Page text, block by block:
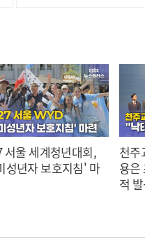
서울 세계청년대회,
성년자 보호지침' 마
천주
용은
적